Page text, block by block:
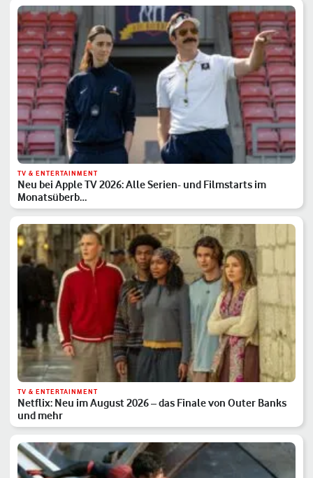
TV & ENTERTAINMENT
Neu bei Apple TV 2026: Alle Serien- und Filmstarts im
Monatsüberb…
TV & ENTERTAINMENT
Netflix: Neu im August 2026 – das Finale von Outer Banks
und mehr